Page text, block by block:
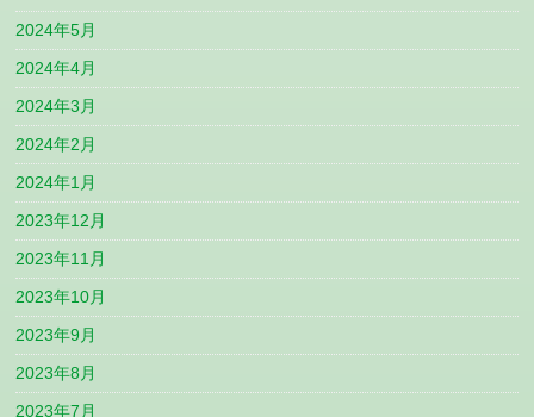
2024年5月
2024年4月
2024年3月
2024年2月
2024年1月
2023年12月
2023年11月
2023年10月
2023年9月
2023年8月
2023年7月